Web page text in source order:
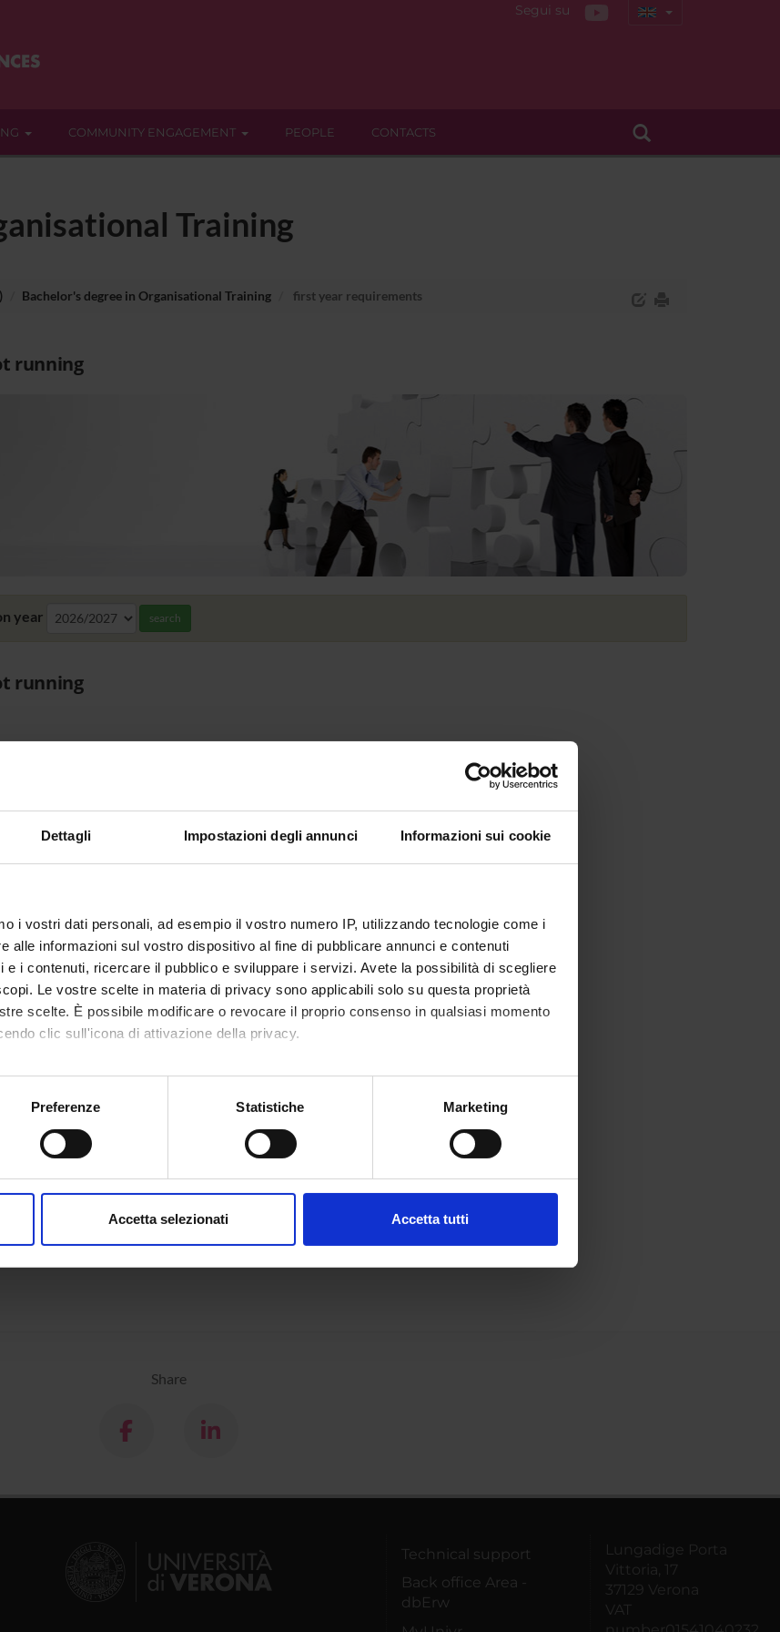
Dettagli Impostazioni degli annunci Informazioni sui cookie
i vostri dati personali, ad esempio il vostro numero IP, utilizzando tecnologie come i
alle informazioni sul vostro dispositivo al fine di pubblicare annunci e contenuti
e i contenuti, ricercare il pubblico e sviluppare i servizi. Avete la possibilità di scegliere
Le vostre scelte in materia di privacy sono applicabili solo su questa proprietà
scelte. È possibile modificare o revocare il proprio consenso in qualsiasi momento
clic sull'icona di attivazione della privacy.
tua posizione geografica, con un'approssimazione di qualche metro,
qualsiasi momento dalla Dichiarazione sui cookie.
Preferenze Statistiche Marketing
Accetta selezionati Accetta tutti
Segui su
COMMUNITY ENGAGEMENT PEOPLE CONTACTS
Training
Bachelor's degree in Organisational Training first year requirements
running
year search
running
Share
Technical support
Back office Area -
dbErw
Lungadige Porta
Vittoria, 17
37129 Verona
VAT